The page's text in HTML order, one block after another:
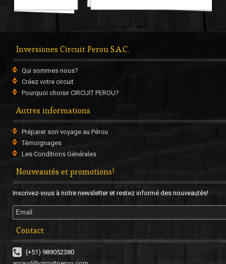
Adresse: Jr. Puno 681, Puno, Pérou.
Tél: (051) 369898
Cusco - San Agustin International ***
jusqu'au Machu Picchu!
Inversiones Circuit Perou S.A.C.
Qui sommes nous?
Créez votre circuit
Pourquoi choisir CIRCUIT PEROU?
Autres informations
Préparer son voyage au Pérou
Témoignages
Les Conditions Générales
Nouveautés et promotions!
Inscrivez-vous à notre newsletter et restez informé des nouveautés!
Contact
(+51) 989052380